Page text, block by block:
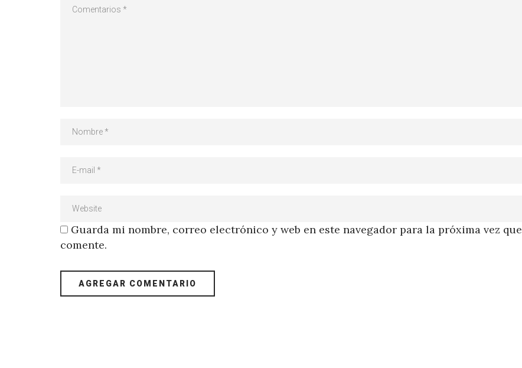
Guarda mi nombre, correo electrónico y web en este navegador para la próxima vez que
comente.